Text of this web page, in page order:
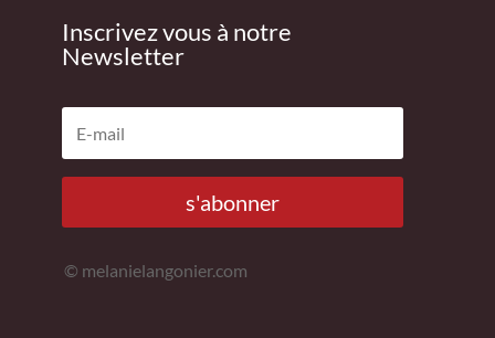
Inscrivez vous à notre
Newsletter
s'abonner
© melanielangonier.com